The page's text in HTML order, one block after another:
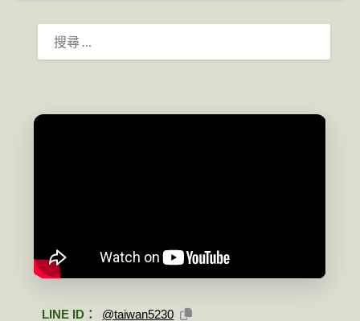
搜
尋：
LINE ID： @taiwan5230